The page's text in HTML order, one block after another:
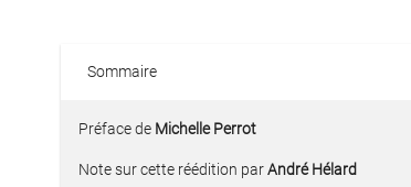
Sommaire
Préface de Michelle Perrot
Note sur cette réédition parAndré Hélard